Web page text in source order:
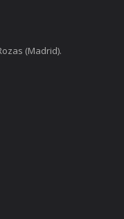
(Madrid).